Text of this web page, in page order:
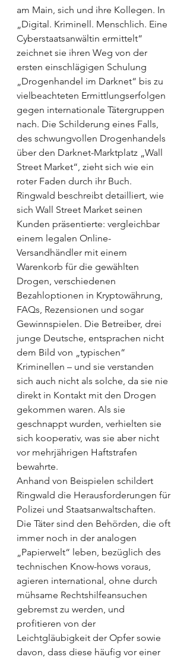
am Main, sich und ihre Kollegen. In
„Digital. Kriminell. Menschlich. Eine
Cyberstaatsanwältin ermittelt“
zeichnet sie ihren Weg von der
ersten einschlägigen Schulung
„Drogenhandel im Darknet“ bis zu
vielbeachteten Ermittlungserfolgen
gegen internationale Tätergruppen
nach. Die Schilderung eines Falls,
des schwungvollen Drogenhandels
über den Darknet-Marktplatz „Wall
Street Market“, zieht sich wie ein
roter Faden durch ihr Buch.
Ringwald beschreibt detailliert, wie
sich Wall Street Market seinen
Kunden präsentierte: vergleichbar
einem legalen Online-
Versandhändler mit einem
Warenkorb für die gewählten
Drogen, verschiedenen
Bezahloptionen in Kryptowährung,
FAQs, Rezensionen und sogar
Gewinnspielen. Die Betreiber, drei
junge Deutsche, entsprachen nicht
dem Bild von „typischen“
Kriminellen – und sie verstanden
sich auch nicht als solche, da sie nie
direkt in Kontakt mit den Drogen
gekommen waren. Als sie
geschnappt wurden, verhielten sie
sich kooperativ, was sie aber nicht
vor mehrjährigen Haftstrafen
bewahrte.
Anhand von Beispielen schildert
Ringwald die Herausforderungen für
Polizei und Staatsanwaltschaften.
Die Täter sind den Behörden, die oft
immer noch in der analogen
„Papierwelt“ leben, bezüglich des
technischen Know-hows voraus,
agieren international, ohne durch
mühsame Rechtshilfeansuchen
gebremst zu werden, und
profitieren von der
Leichtgläubigkeit der Opfer sowie
davon, dass diese häufig vor einer